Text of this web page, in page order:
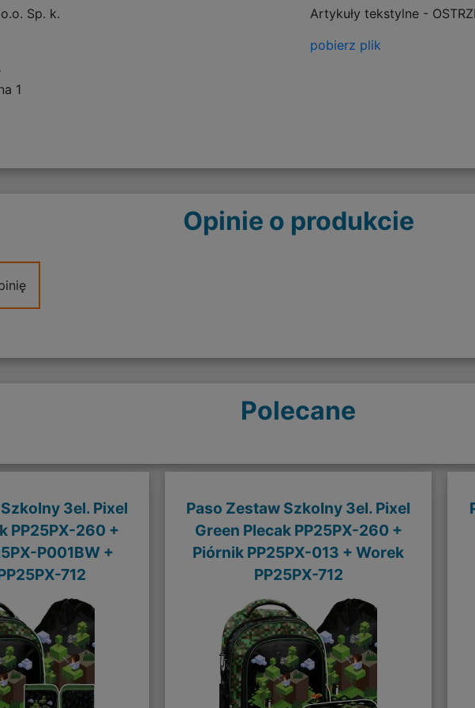
Sp. k.
1
Artykuły tekstylne -
pobierz plik
Opinie o produkcie
Polecane
3el. Pixel
PP25PX-260 +
P001BW +
712
Paso Zestaw Szkolny 3el. Pixel
Green Plecak PP25PX-260 +
Piórnik PP25PX-013 + Worek
PP25PX-712